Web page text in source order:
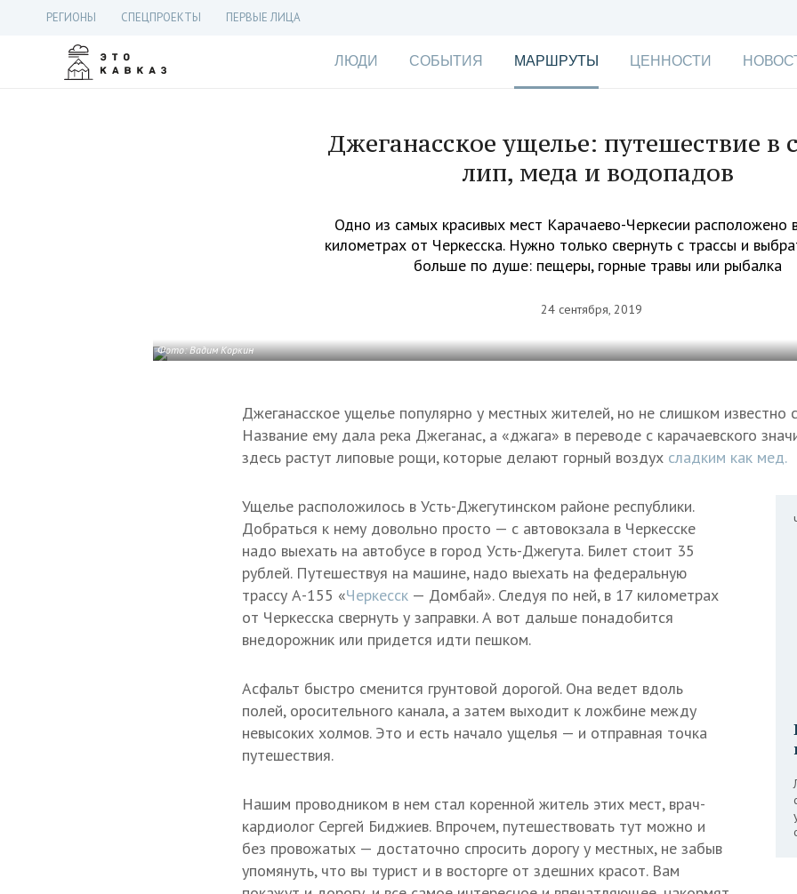
РЕГИОНЫ СПЕЦПРОЕКТЫ ПЕРВЫЕ ЛИЦА
ЛЮДИ СОБЫТИЯ МАРШРУТЫ ЦЕННОСТИ
Джеганасское ущелье: путешествие в
лип, меда и водопадов
Одно из самых красивых мест Карачаево-Черкесии расположено
километрах от Черкесска. Нужно только свернуть с трассы и
больше по душе: пещеры, горные травы или рыбалка
24 сентября, 2019
Фото: Вадим Коркин
Джеганасское ущелье популярно у местных жителей, но не слишком известно
Название ему дала река Джеганас, а «джага» в переводе с карачаевского
здесь растут липовые рощи, которые делают горный воздух сладким как мед.
Ущелье расположилось в Усть-Джегутинском районе республики.
Добраться к нему довольно просто — с автовокзала в Черкесске
надо выехать на автобусе в город Усть-Джегута. Билет стоит 35
рублей. Путешествуя на машине, надо выехать на федеральную
трассу А-155 «Черкесск — Домбай». Следуя по ней, в 17 километрах
от Черкесска свернуть у заправки. А вот дальше понадобится
внедорожник или придется идти пешком.
Асфальт быстро сменится грунтовой дорогой. Она ведет вдоль
полей, оросительного канала, а затем выходит к ложбине между
невысоких холмов. Это и есть начало ущелья — и отправная точка
путешествия.
Нашим проводником в нем стал коренной житель этих мест, врач-
кардиолог Сергей Биджиев. Впрочем, путешествовать тут можно и
без провожатых — достаточно спросить дорогу у местных, не забыв
упомянуть, что вы турист и в восторге от здешних красот. Вам